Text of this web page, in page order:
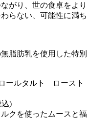
がり、世の食卓をより
らない、可能性に満ち
脂肪乳を使用した特別
ールタルト ロースト
込)
クを使ったムースと福